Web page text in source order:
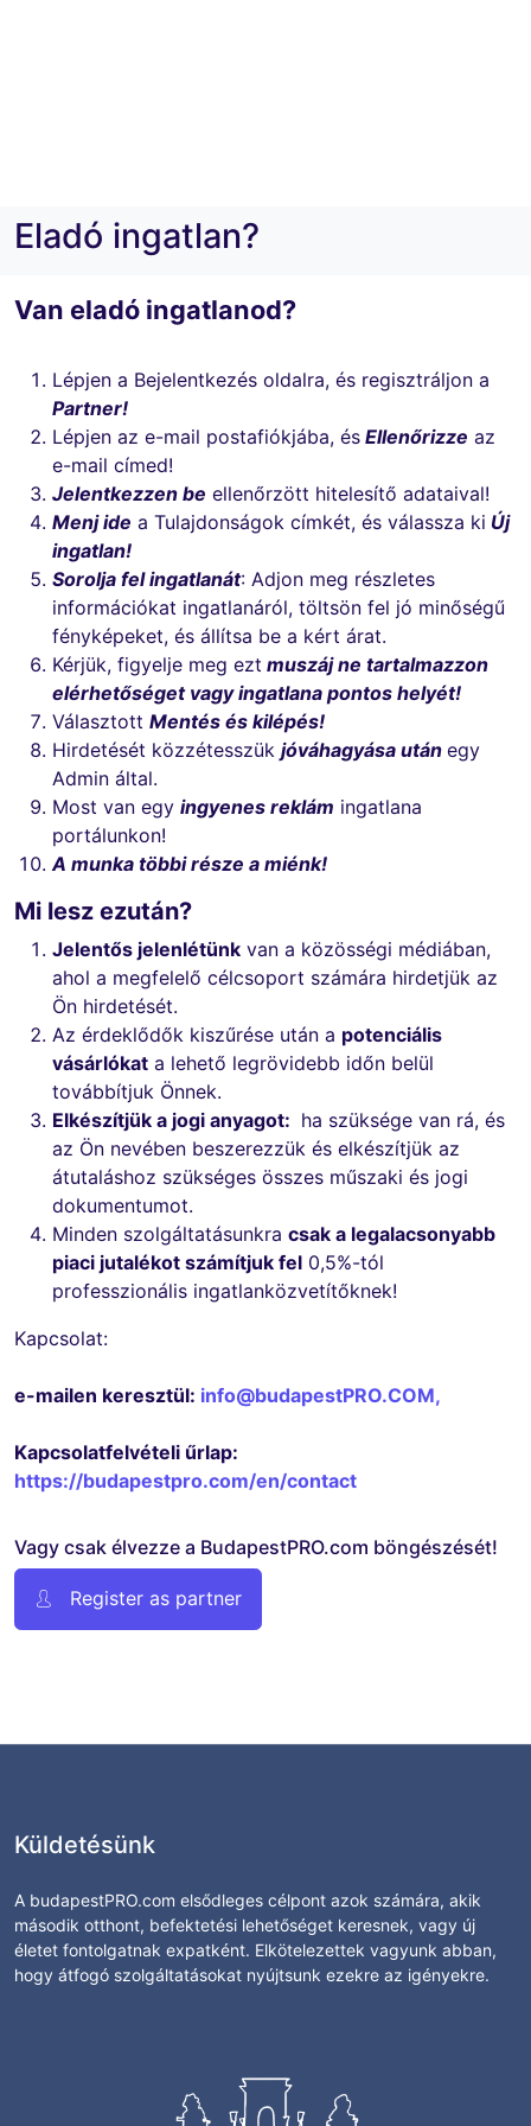
Eladó ingatlan?
Van eladó ingatlanod?
Lépjen a Bejelentkezés oldalra, és regisztráljon a
Partner!
Lépjen az e-mail postafiókjába, és Ellenőrizze az
e-mail címed!
Jelentkezzen be ellenőrzött hitelesítő adataival!
Menj ide a Tulajdonságok címkét, és válassza ki Új
ingatlan!
Sorolja fel ingatlanát: Adjon meg részletes
információkat ingatlanáról, töltsön fel jó minőségű
fényképeket, és állítsa be a kért árat.
Kérjük, figyelje meg ezt muszáj ne tartalmazzon
elérhetőséget vagy ingatlana pontos helyét!
Választott Mentés és kilépés!
Hirdetését közzétesszük jóváhagyása után egy
Admin által.
Most van egy ingyenes reklám ingatlana
portálunkon!
A munka többi része a miénk!
Mi lesz ezután?
Jelentős jelenlétünk van a közösségi médiában,
ahol a megfelelő célcsoport számára hirdetjük az
Ön hirdetését.
Az érdeklődők kiszűrése után a potenciális
vásárlókat a lehető legrövidebb időn belül
továbbítjuk Önnek.
Elkészítjük a jogi anyagot: ha szüksége van rá, és
az Ön nevében beszerezzük és elkészítjük az
átutaláshoz szükséges összes műszaki és jogi
dokumentumot.
Minden szolgáltatásunkra csak a legalacsonyabb
piaci jutalékot számítjuk fel 0,5%-tól
professzionális ingatlanközvetítőknek!
Kapcsolat:
e-mailen keresztül: info@budapestPRO.COM,
Kapcsolatfelvételi űrlap:
https://budapestpro.com/en/contact
Vagy csak élvezze a BudapestPRO.com böngészését!
Register as partner
Küldetésünk
A budapestPRO.com elsődleges célpont azok számára, akik
második otthont, befektetési lehetőséget keresnek, vagy új
életet fontolgatnak expatként. Elkötelezettek vagyunk abban,
hogy átfogó szolgáltatásokat nyújtsunk ezekre az igényekre.